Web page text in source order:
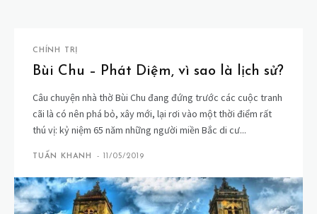
CHÍNH TRỊ
Bùi Chu – Phát Diệm, vì sao là lịch sử?
Câu chuyện nhà thờ Bùi Chu đang đứng trước các cuộc tranh
cãi là có nên phá bỏ, xây mới, lại rơi vào một thời điểm rất
thú vị: kỷ niệm 65 năm những người miền Bắc di cư...
TUẤN KHANH - 11/05/2019